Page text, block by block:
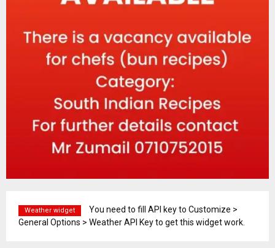
Weather widget
You need to fill API key to Customize >
General Options > Weather API Key to get this widget work.